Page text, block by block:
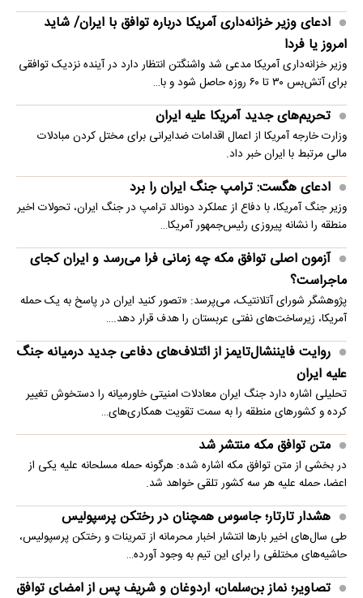
ادعای وزیر خزانه‌داری آمریکا درباره توافق با ایران/ شاید
امروز یا فردا
وزیر خزانه‌داری آمریکا مدعی شد واشنگتن انتظار دارد در آینده نزدیک توافقی
برای آتش‌بس ۳۰ تا ۶۰ روزه حاصل شود و با…
تحریم‌های جدید آمریکا علیه ایران
وزارت خارجه آمریکا از اعمال اقدامات ضدایرانی برای مختل کردن مبادلات
مالی مرتبط با ایران خبر داد.
ادعای هگست: ترامپ جنگ ایران را برد
وزیر جنگ آمریکا، با دفاع از عملکرد دونالد ترامپ در جنگ ایران، تحولات اخیر
منطقه را نشانه پیروزی رئیس‌جمهور آمریکا…
آزمون اصلی توافق مکه چه زمانی فرا می‌رسد و ایران کجای
ماجراست؟
پژوهشگر شورای آتلانتیک، می‌پرسد: «تصور کنید ایران در پاسخ به یک حمله
آمریکا، زیرساخت‌های نفتی عربستان را هدف قرار دهد.…
روایت فایننشال‌تایمز از ائتلاف‌های دفاعی جدید درمیانه جنگ
علیه ایران
تحلیلی اشاره دارد جنگ ایران معادلات امنیتی خاورمیانه را دستخوش تغییر
کرده و کشورهای منطقه را به سمت تقویت همکاری‌های…
متن توافق مکه منتشر شد
در بخشی از متن توافق مکه اشاره شده: هرگونه حمله مسلحانه علیه یکی از
اعضا، حمله علیه هر سه کشور تلقی خواهد شد.
هشدار تارتار؛ جاسوس همچنان در رختکن پرسپولیس
طی سال‌های اخیر بارها انتشار اخبار محرمانه از تمرینات و رختکن پرسپولیس،
حاشیه‌های مختلفی را برای این تیم به وجود آورده…
تصاویر؛ نماز بن‌سلمان، اردوغان و شریف پس از امضای توافق